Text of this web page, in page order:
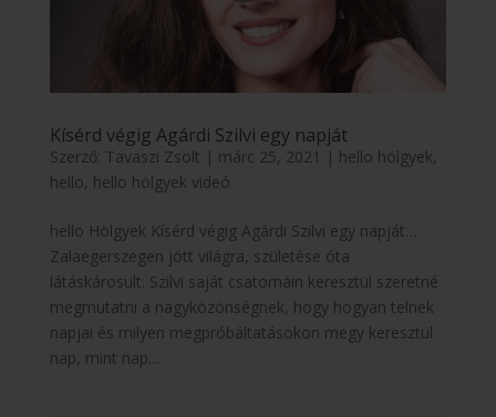
Kísérd végig Agárdi Szilvi egy napját
Szerző: Tavaszi Zsolt | márc 25, 2021 | hello hölgyek,
hello, hello hölgyek videó
hello Hölgyek Kísérd végig Agárdi Szilvi egy napját…
Zalaegerszegen jött világra, születése óta
látáskárosult. Szilvi saját csatornáin keresztül szeretné
megmutatni a nagyközönségnek, hogy hogyan telnek
napjai és milyen megpróbáltatásokon megy keresztül
nap, mint nap....